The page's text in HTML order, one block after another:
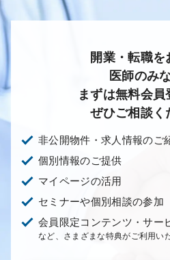
開業・転職を
医師のみ
まずは無料会員
ぜひご相談く
非公開物件・求人情報のご
個別情報のご提供
マイページの活用
セミナーや個別相談の参加
会員限定コンテンツ・サー
など、さまざまな特典がご利用い